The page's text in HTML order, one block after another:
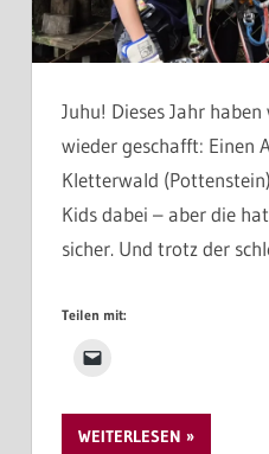
Juhu! Dieses Jahr
wieder geschafft: Einen
Kletterwald
Kids dabei – aber die
sicher. Und trotz der
Teilen mit:
WEITERLESEN